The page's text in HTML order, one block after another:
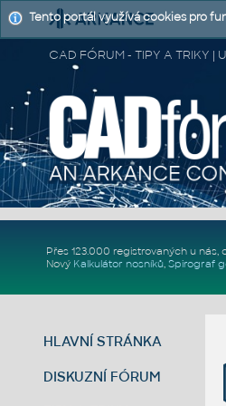
CAD FÓRUM - TIPY A TRIKY |
Přes 123.000 registrovaných u nás,
Nový Kalkulátor nosníků, Spirograf
HLAVNÍ STRÁNKA
DISKUZNÍ FÓRUM
Tento portál využívá cookies pro